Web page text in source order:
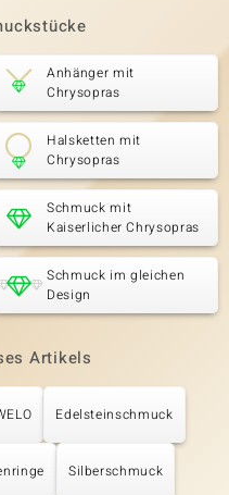
Anhänger mit
Chrysopras
Halsketten mit
Chrysopras
Schmuck mit
Kaiserlicher Chrysopras
Schmuck im gleichen
Design
Artikels
Edelsteinschmuck
Silberschmuck